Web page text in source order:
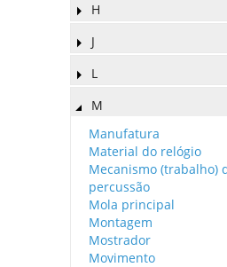
H
J
L
M
Manufatura
Material do relógio
Mecanismo (trabalho)
percussão
Mola principal
Montagem
Mostrador
Movimento